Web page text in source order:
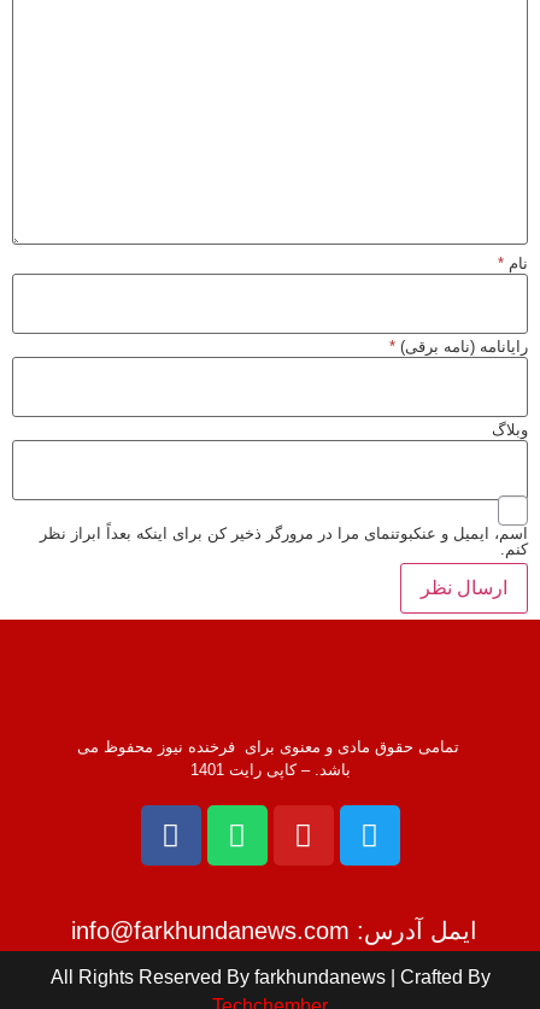
(نامه برقی)*
ایمیل و عنکبوتنمای مرا در مرورگر ذخیر کن برای اینکه بعداً ابراز نظر
تمامی حقوق مادی و معنوی برای فرخنده نیوز محفوظ می
باشد. – کاپی رایت 1401
ایمل آدرس: info@farkhundanews.com
All Rights Reserved By farkhundanews | Crafted By